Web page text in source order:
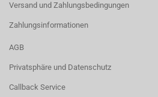
Versand und Zahlungsbedingungen
Zahlungsinformationen
AGB
Privatsphäre und Datenschutz
Callback Service